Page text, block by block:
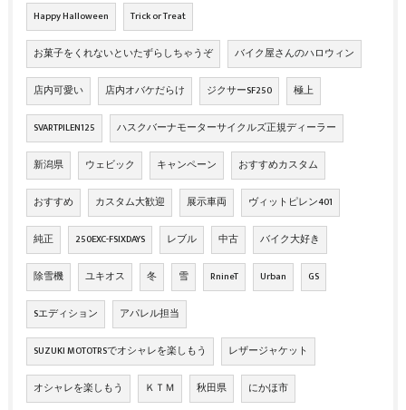
Happy Halloween Trick or Treat
お菓子をくれないといたずらしちゃうぞ バイク屋さんのハロウィン
店内可愛い 店内オバケだらけ ジクサーSF250 極上
SVARTPILEN125 ハスクバーナモーターサイクルズ正規ディーラー
新潟県 ウェビック キャンペーン おすすめカスタム
おすすめ カスタム大歓迎 展示車両 ヴィットピレン401
純正 250EXC-FSIXDAYS レブル 中古 バイク大好き
除雪機 ユキオス 冬 雪 RnineT Urban GS
Sエディション アパレル担当
SUZUKI MOTOTRSでオシャレを楽しもう レザージャケット
オシャレを楽しもう ＫＴＭ 秋田県 にかほ市